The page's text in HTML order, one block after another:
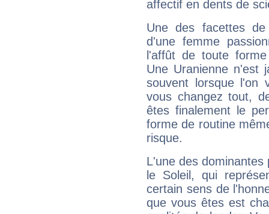
affectif en dents de
Une des facettes
d'une femme
l'affût de toute
Une Uranienne n'est
souvent lorsque l'on
vous changez tout,
êtes finalement le
forme de routine
risque.
L'une des
le Soleil, qui
certain sens de
que vous êtes est